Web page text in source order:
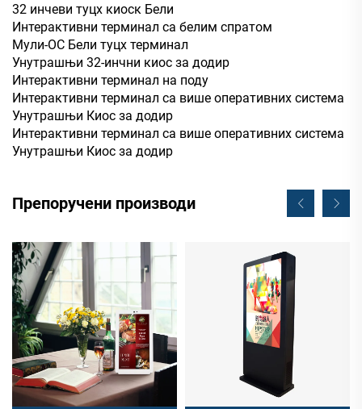
32 инчеви туцх киоск Бели
Интерактивни терминал са белим спратом
Мули-ОС Бели туцх терминал
Унутрашњи 32-инчни киос за додир
Интерактивни терминал на поду
Интерактивни терминал са више оперативних система
Унутрашњи Киос за додир
Интерактивни терминал са више оперативних система
Унутрашњи Киос за додир
Препоручени производи